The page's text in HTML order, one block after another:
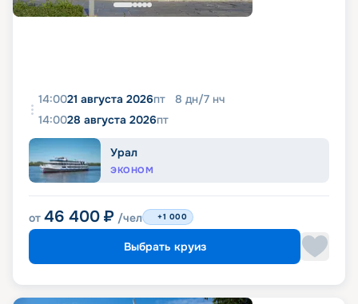
14:0021 августа 2026пт 8 дн/7 нч
14:0028 августа 2026пт
Урал
ЭКОНОМ
от 46 400 ₽ /чел +1 000
Выбрать круиз